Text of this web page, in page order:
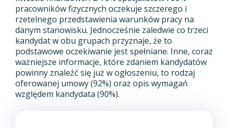
pracowników fizycznych oczekuje szczerego i
rzetelnego przedstawienia warunków pracy na
danym stanowisku. Jednocześnie zaledwie co trzeci
kandydat w obu grupach przyznaje, że to
podstawowe oczekiwanie jest spełniane. Inne, coraz
ważniejsze informacje, które zdaniem kandydatów
powinny znaleźć się już w ogłoszeniu, to rodzaj
oferowanej umowy (92%) oraz opis wymagań
względem kandydata (90%).